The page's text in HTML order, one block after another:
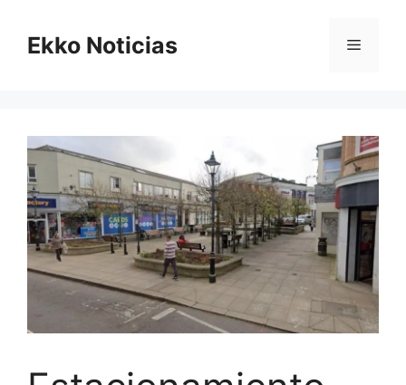
contenido
Ekko Noticias Menú